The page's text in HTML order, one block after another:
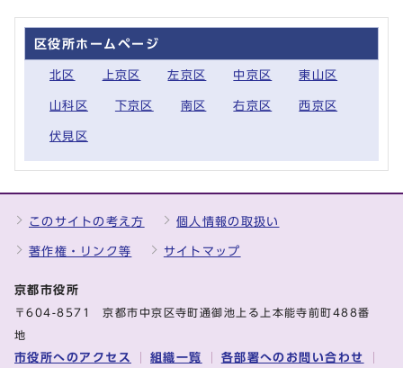
区役所ホームページ
北区 上京区 左京区 中京区 東山区
山科区 下京区 南区 右京区 西京区
伏見区
このサイトの考え方 個人情報の取扱い
著作権・リンク等 サイトマップ
京都市役所
〒604-8571 京都市中京区寺町通御池上る上本能寺前町488番
地
市役所へのアクセス 組織一覧 各部署へのお問い合わせ